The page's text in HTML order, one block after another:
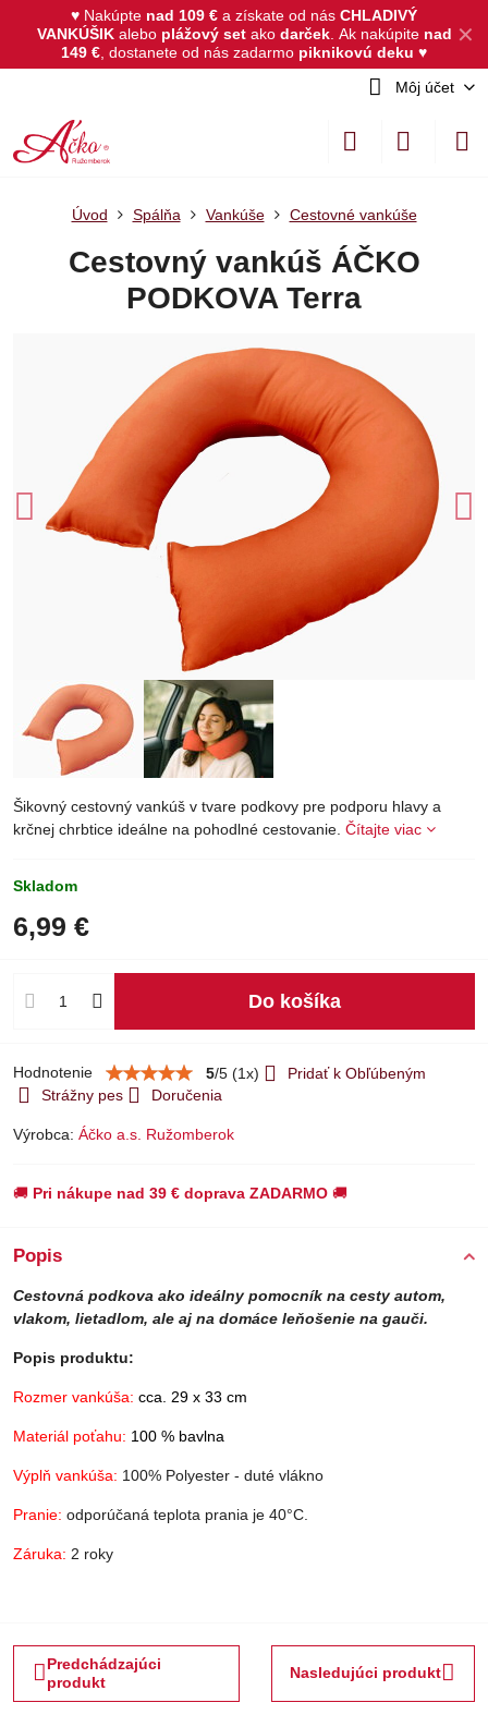
✕
♥ Nakúpte nad 109 € a získate od nás CHLADIVÝ
VANKÚŠIKalebo plážový set akodarček. Ak nakúpite nad
149 € , dostanete od nás zadarmo piknikovú deku ♥
Môj účet
Úvod Spálňa Vankúše Cestovné vankúše
Cestovný vankúš ÁČKO
PODKOVA Terra
Šikovný cestovný vankúš v tvare podkovy pre podporu hlavy a
krčnej chrbtice ideálne na pohodlné cestovanie. Čítajte viac
Skladom
6,99 €
Do košíka
Hodnotenie 5/5 (1x)
Pridať k Obľúbeným
Strážny pes
Doručenia
Výrobca: Áčko a.s. Ružomberok
🚚 Pri nákupe nad 39 € doprava ZADARMO 🚚
Popis
Cestovná podkova ako ideálny pomocník na cesty autom,
vlakom, lietadlom, ale aj na domáce leňošenie na gauči.
Popis produktu:
Rozmer vankúša: cca. 29 x 33 cm
Materiál poťahu: 100 % bavlna
Výplň vankúša: 100% Polyester - duté vlákno
Pranie: odporúčaná teplota prania je 40°C.
Záruka: 2 roky
Predchádzajúci
produkt
Nasledujúci produkt